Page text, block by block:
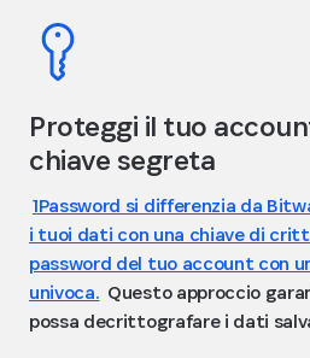
Proteggi il tuo
chiave segreta
1Password si differenzia da
i tuoi dati con una chiave di
password del tuo account con
univoca. Questo approccio
possa decrittografare i dati